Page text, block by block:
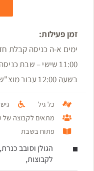
זמן פעילות:
בשעה 12:00 עבור מוצ"ש תוספת תשלום
כל גיל
מתאים לקבוצה של עד 20
פתוח בשבת
הגולן וסובב
לקבוצות,